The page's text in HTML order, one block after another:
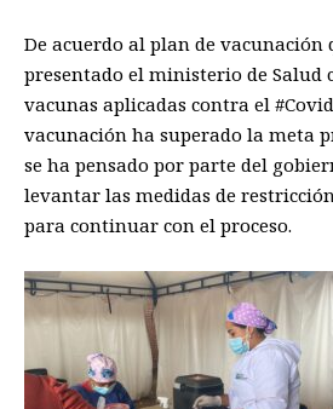
De acuerdo al plan de vacunación
presentado el ministerio de Salud
vacunas aplicadas contra el
vacunación ha superado la meta
se ha pensado por parte del
levantar las medidas de
para continuar con el proceso.